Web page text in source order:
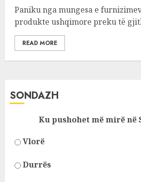
Paniku nga mungesa e
produkte ushqimore preku të
READ MORE
SONDAZH
Ku pushohet më mirë në
Vlorë
Durrës